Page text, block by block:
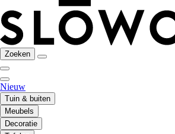
Zoeken
Nieuw
Tuin & buiten
Meubels
Decoratie